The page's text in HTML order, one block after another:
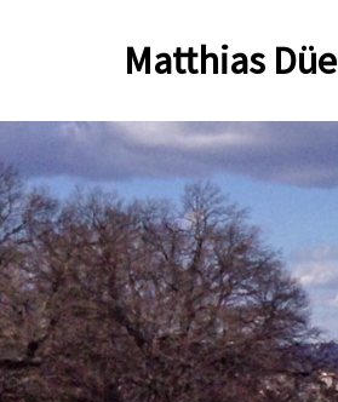
Matthias Düe